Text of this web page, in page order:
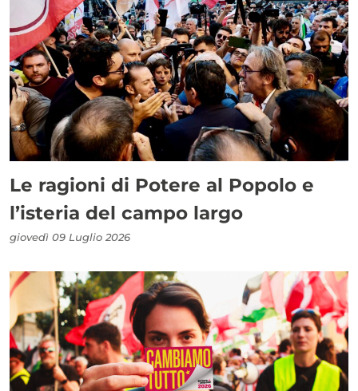
Le ragioni di Potere al Popolo e
l’isteria del campo largo
giovedì 09 Luglio 2026